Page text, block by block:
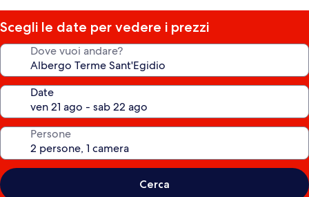
Scegli le date per vedere i prezzi
Dove vuoi andare?
Date
Persone
Cerca